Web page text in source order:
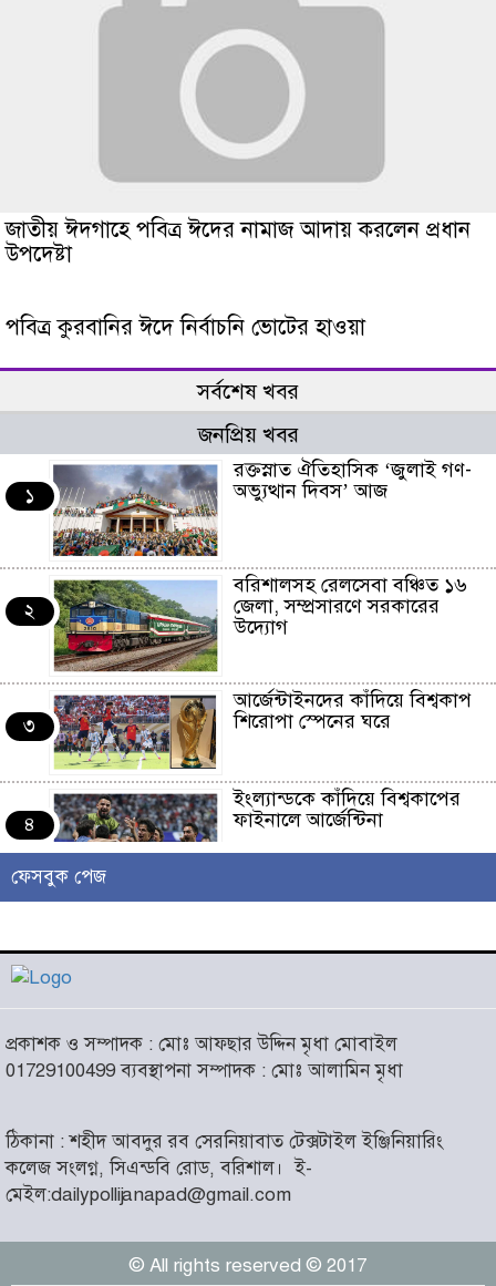
জাতীয় ঈদগাহে পবিত্র ঈদের নামাজ আদায় করলেন প্রধান
উপদেষ্টা
পবিত্র কুরবানির ঈদে নির্বাচনি ভোটের হাওয়া
সর্বশেষ খবর
জনপ্রিয় খবর
১
রক্তস্নাত ঐতিহাসিক ‌‘জুলাই গণ-
অভ্যুত্থান দিবস’ আজ
২
বরিশালসহ রেলসেবা বঞ্চিত ১৬
জেলা, সম্প্রসারণে সরকারের
উদ্যোগ
৩
আর্জেন্টাইনদের কাঁদিয়ে বিশ্বকাপ
শিরোপা স্পেনের ঘরে
৪
ইংল্যান্ডকে কাঁদিয়ে বিশ্বকাপের
ফাইনালে আর্জেন্টিনা
৫
চরমোনাই
৬
আসন্ন বাকেরগঞ্জ পৌর নির্বাচনে
নারী কাউন্সিলর পদে দোয়া চাইলেন
বিএমএসএফ নেত্রী সাবরিনা
৭
‘ইসরাইলি সেনাবাহিনী ধ্বংসের
দ্বারপ্রান্তে’ : ইরানের হামলায়
এশিয়ায় ১৩ মার্কিন ঘাঁটি ধ্বংস
দৌলতদিয়ায় বাস ডুবি : ২৪ জনের
ফেসবুক পেজ
প্রকাশক ও সম্পাদক : মোঃ আফছার উদ্দিন মৃধা মোবাইল
01729100499 ব্যবস্থাপনা সম্পাদক : মোঃ আলামিন মৃধা
ঠিকানা : শহীদ আবদুর রব সেরনিয়াবাত টেক্সটাইল ইঞ্জিনিয়ারিং
কলেজ সংলগ্ন, সিএন্ডবি রোড, বরিশাল।ই-
মেইল:dailypollijanapad@gmail.com
© All rights reserved © 2017